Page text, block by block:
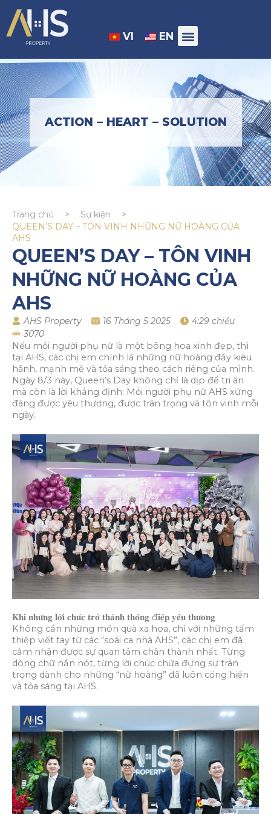
VI EN
ACTION – HEART – SOLUTION
Trang chủ > Sự kiện
>
QUEEN’S DAY – TÔN VINH NHỮNG NỮ HOÀNG CỦA
AHS
QUEEN’S DAY – TÔN VINH
NHỮNG NỮ HOÀNG CỦA
AHS
AHS Property 16 Tháng 5 2025
4:29 chiều
3070
Nếu mỗi người phụ nữ là một bông hoa xinh đẹp, thì
tại AHS, các chị em chính là những nữ hoàng đầy kiêu
hãnh, mạnh mẽ và tỏa sáng theo cách riêng của mình.
Ngày 8/3 này, Queen’s Day không chỉ là dịp để tri ân
mà còn là lời khẳng định: Mỗi người phụ nữ AHS xứng
đáng được yêu thương, được trân trọng và tôn vinh mỗi
ngày.
𝐊𝐡𝐢 𝐧𝐡𝐮̛̃𝐧𝐠 𝐥𝐨̛̀𝐢 𝐜𝐡𝐮́𝐜 𝐭𝐫𝐨̛̉ 𝐭𝐡𝐚̀𝐧𝐡 𝐭𝐡𝐨̂𝐧𝐠 đ𝐢𝐞̣̂𝐩 𝐲𝐞̂𝐮 𝐭𝐡𝐮̛𝐨̛𝐧𝐠
Không cần những món quà xa hoa, chỉ với những tấm
thiệp viết tay từ các “soái ca nhà AHS”, các chị em đã
cảm nhận được sự quan tâm chân thành nhất. Từng
dòng chữ nắn nót, từng lời chúc chứa đựng sự trân
trọng dành cho những “nữ hoàng” đã luôn cống hiến
và tỏa sáng tại AHS.